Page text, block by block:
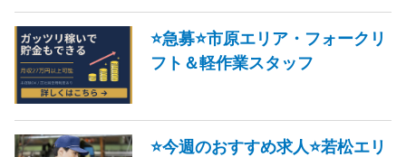
⭐急募⭐市原エリア・フォークリ
フト＆軽作業スタッフ
⭐今週のおすすめ求人⭐若松エリ